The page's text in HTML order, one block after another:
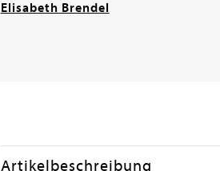
Elisabeth Brendel
Artikelbeschreibung